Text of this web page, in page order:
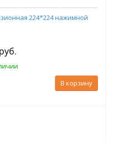
224*224 нажимной
В корзину